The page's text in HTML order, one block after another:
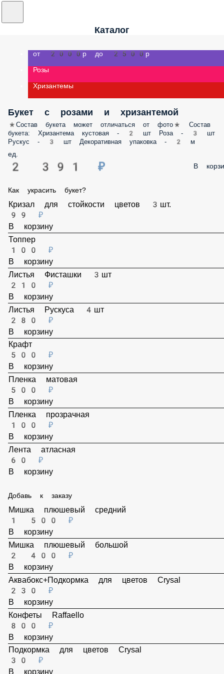
Каталог
от 2000р до 2500р
Розы
Хризантемы
Букет с розами и хризантемой
*Состав букета может отличаться от фото* Состав
букета: Хризантема кустовая - 2 шт Роза - 3 шт
Рускус - 3 шт Декоративная упаковка - 2 м
ед.
2 391 ₽ В
Как украсить букет?
Кризал для стойкости цветов 3шт.
99 ₽
В корзину
Топпер
100 ₽
В корзину
Листья Фисташки 3шт
210 ₽
В корзину
Листья Рускуса 4шт
280 ₽
В корзину
Крафт
500 ₽
В корзину
Пленка матовая
500 ₽
В корзину
100 ₽
Лента атласная
60 ₽
В корзину
Добавь к заказу
Мишка плюшевый средний
1 500 ₽
Мишка плюшевый большой
2 400 ₽
В корзину
Аквабокс+Подкормка для цветов Crysal